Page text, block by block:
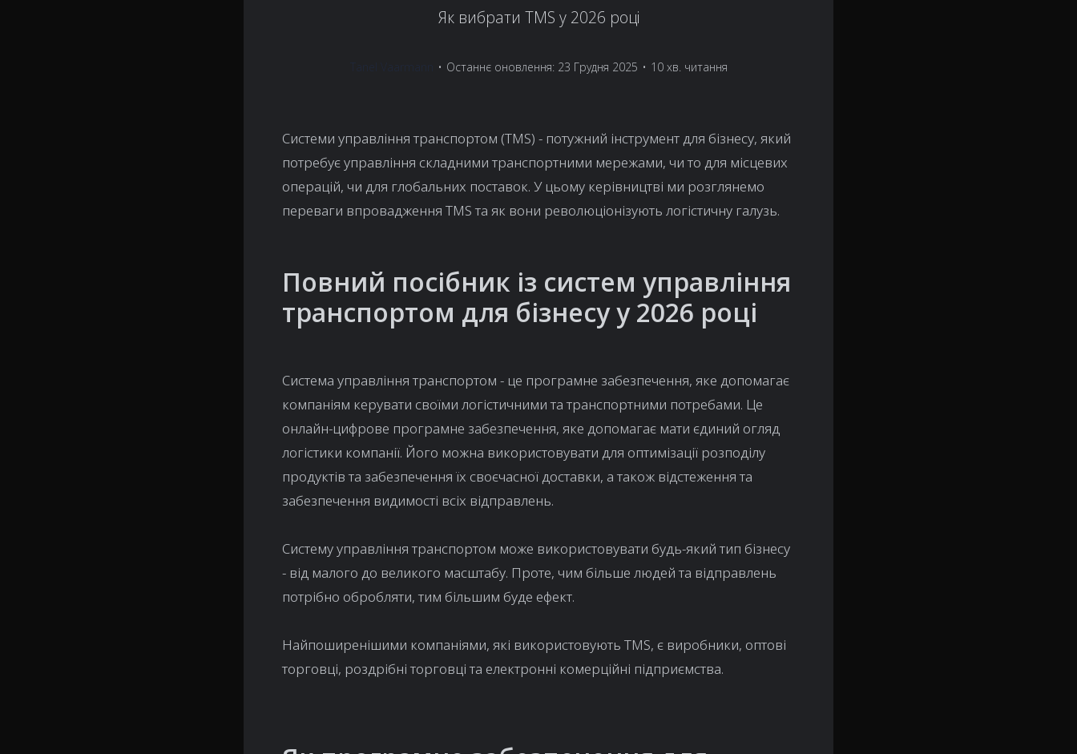
Як вибрати TMS у 2026 році
• Останнє оновлення: 23 Грудня 2025 • 10 хв. читання
Системи управління транспортом (TMS) - потужний інструмент для бізнесу, який
потребує управління складними транспортними мережами, чи то для місцевих
операцій, чи для глобальних поставок. У цьому керівництві ми розглянемо
переваги впровадження TMS та як вони революціонізують логістичну галузь.
Повний посібник із систем управління
транспортом для бізнесу у 2026 році
Система управління транспортом - це програмне забезпечення, яке допомагає
компаніям керувати своїми логістичними та транспортними потребами. Це
онлайн-цифрове програмне забезпечення, яке допомагає мати єдиний огляд
логістики компанії. Його можна використовувати для оптимізації розподілу
продуктів та забезпечення їх своєчасної доставки, а також відстеження та
забезпечення видимості всіх відправлень.
Систему управління транспортом може використовувати будь-який тип бізнесу
- від малого до великого масштабу. Проте, чим більше людей та відправлень
потрібно обробляти, тим більшим буде ефект.
Найпоширенішими компаніями, які використовують TMS, є виробники, оптові
торговці, роздрібні торговці та електронні комерційні підприємства.